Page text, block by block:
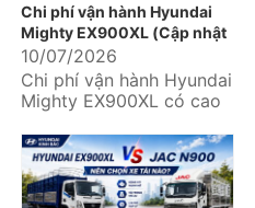
Chi phí vận hành Hyundai
Mighty EX900XL (Cập nhật
chi tiết từ A-Z)
10/07/2026
Chi phí vận hành Hyundai
Mighty EX900XL có cao
bao nhiêu cho nhiên liệu,
bảo dưỡng,...